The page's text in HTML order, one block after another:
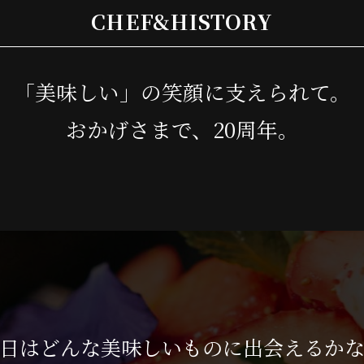
CHEF&HISTORY
「美味しい」の笑顔に支えられて。
おかげさまで、20周年。
はどんな美味しいものに出会えるか